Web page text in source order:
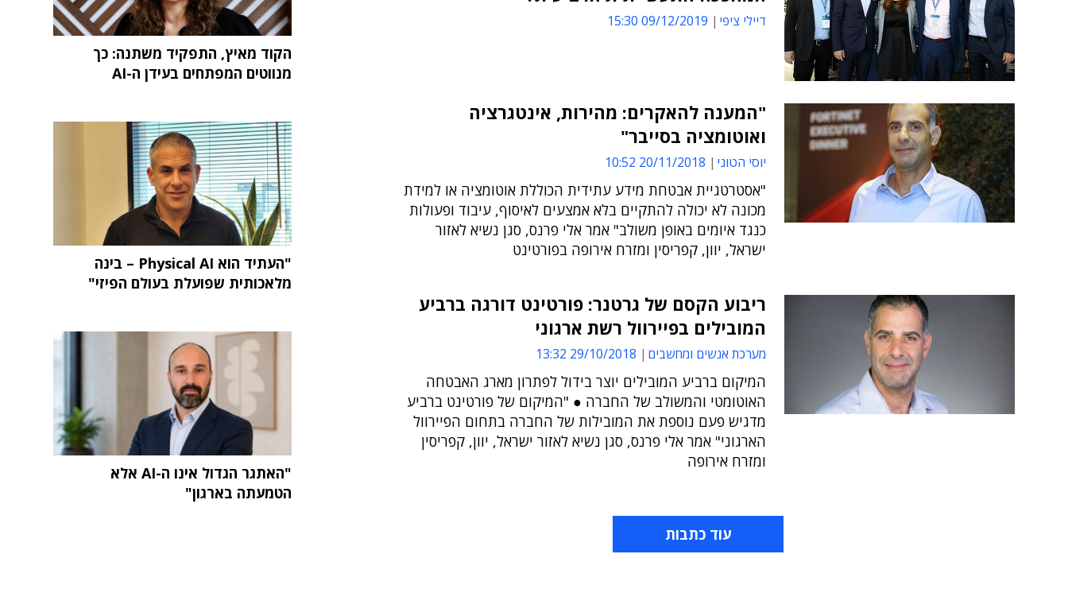
דיילי ציפי 09/12/2019 15:30
"המענה להאקרים: מהירות, אינטגרציה
ואוטומציה בסייבר"
יוסי הטוני 20/11/2018 10:52
"אסטרטגיית אבטחת מידע עתידית הכוללת אוטומציה או למידת
מכונה לא יכולה להתקיים בלא אמצעים לאיסוף, עיבוד ופעולות
כנגד איומים באופן משולב" אמר אלי פרנס, סגן נשיא לאזור
ישראל, יוון, קפריסין ומזרח אירופה בפורטינט
ריבוע הקסם של גרטנר: פורטינט דורגה ברביע
המובילים בפיירוול רשת ארגוני
מערכת אנשים ומחשבים 29/10/2018 13:32
המיקום ברביע המובילים יוצר בידול לפתרון מארג האבטחה
האוטומטי והמשולב של החברה ● "המיקום של פורטינט ברביע
מדגיש פעם נוספת את המובילות של החברה בתחום הפיירוול
הארגוני" אמר אלי פרנס, סגן נשיא לאזור ישראל, יוון, קפריסין
ומזרח אירופה
עוד כתבות
הקוד מאיץ, התפקיד משתנה: כך
מנווטים המפתחים בעידן ה-AI
"העתיד הוא Physical AI – בינה
מלאכותית שפועלת בעולם הפיזי"
"האתגר הגדול אינו ה-AI אלא
הטמעתה בארגון"